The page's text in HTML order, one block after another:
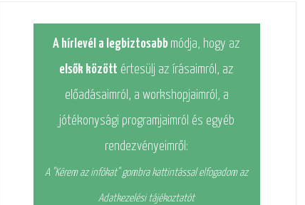
A hírlevél a legbiztosabb módja, hogy az
elsők között értesülj az írásaimról, az
előadásaimról, a workshopjaimról, a
jótékonysági programjaimról és egyéb
rendezvényeimről:
A "Kérem az infókat" gombra kattintással elfogadom az
Adatkezelési tájékoztatót